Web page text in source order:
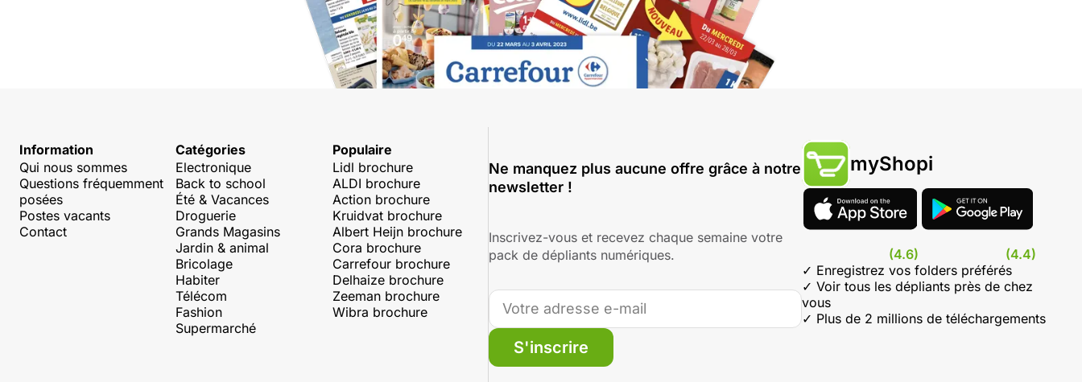
Information
Qui nous sommes
Questions fréquemment
posées
Postes vacants
Contact
Catégories
Electronique
Back to school
Été & Vacances
Droguerie
Grands Magasins
Jardin & animal
Bricolage
Habiter
Télécom
Fashion
Supermarché
Populaire
Lidl brochure
ALDI brochure
Action brochure
Kruidvat brochure
Albert Heijn brochure
Cora brochure
Carrefour brochure
Delhaize brochure
Zeeman brochure
Wibra brochure
Ne manquez plus aucune offre grâce à notre
newsletter !
Inscrivez-vous et recevez chaque semaine votre
pack de dépliants numériques.
S'inscrire
myShopi
(4.6)
(4.4)
✓ Enregistrez vos folders préférés
✓ Voir tous les dépliants près de chez
vous
✓ Plus de 2 millions de téléchargements